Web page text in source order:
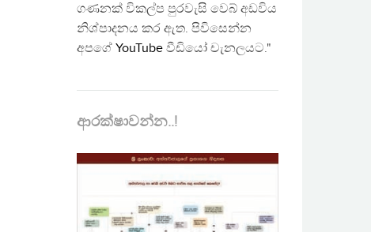
ගණනක් විකල්ප පුරවැසි වෙබ් අඩවිය
නිශ්පාදනය කර ඇත. පිවිසෙන්න
අපගේ YouTube වීඩියෝ චැනලයට."
ආරක්ෂාවන්න..!